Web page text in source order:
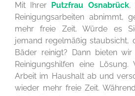
Mit Ihrer Putzfrau Osnabrück,
Reinigungsarbeiten abnimmt,
mehr freie Zeit. Würde es
jemand regelmäßig staubsicht,
Bäder reinigt? Dann bieten
Reinigungshilfen eine
Arbeit im Haushalt ab und
wieder mehr freie Zeit.